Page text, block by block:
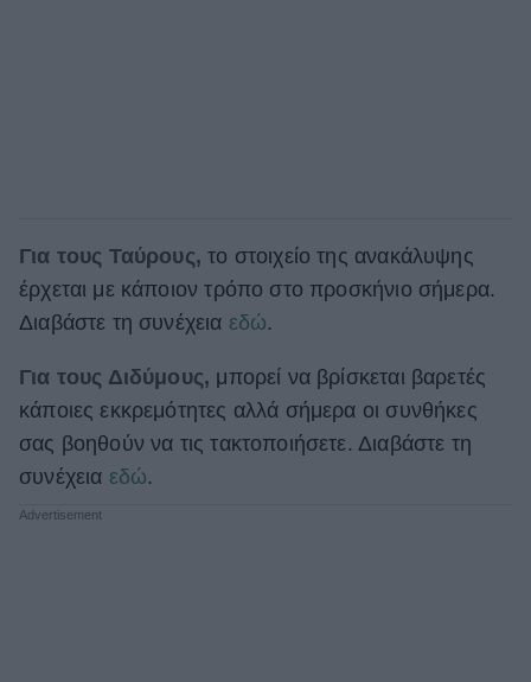
Για τους Ταύρους, το στοιχείο της ανακάλυψης
έρχεται με κάποιον τρόπο στο προσκήνιο σήμερα.
Διαβάστε τη συνέχεια εδώ.
Για τους Διδύμους, μπορεί να βρίσκεται βαρετές
κάποιες εκκρεμότητες αλλά σήμερα οι συνθήκες
σας βοηθούν να τις τακτοποιήσετε. Διαβάστε τη
συνέχεια εδώ.